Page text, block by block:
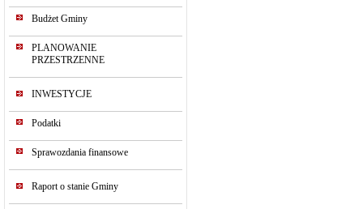
Budżet Gminy
PLANOWANIE
PRZESTRZENNE
INWESTYCJE
Podatki
Sprawozdania finansowe
Raport o stanie Gminy